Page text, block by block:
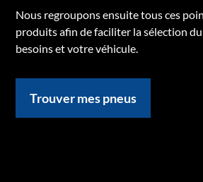
Nous regroupons ensuite tous ces
produits afin de faciliter la sélection
besoins et votre véhicule.
Trouver mes pneus